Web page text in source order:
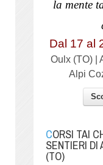
la mente
Dal 17 al
Oulx (TO) |
Alpi
CORSI TAI CHI 2025/2026 | A.S.D.
SENTIERI DI
(TO)